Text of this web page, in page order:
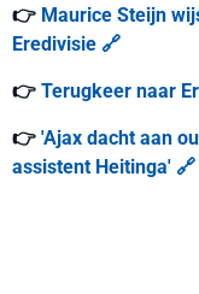
👉 Maurice Steijn
Eredivisie 🔗
👉 Terugkeer naar
👉 'Ajax dacht aan
assistent Heitinga' 🔗